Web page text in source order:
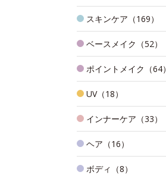
スキンケア（169）
ベースメイク（52）
ポイントメイク（64）
UV（18）
インナーケア（33）
ヘア（16）
ボディ（8）